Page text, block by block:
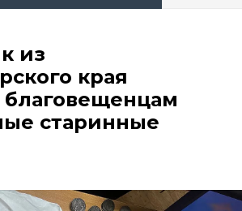
из
края
благовещенцам
старинные